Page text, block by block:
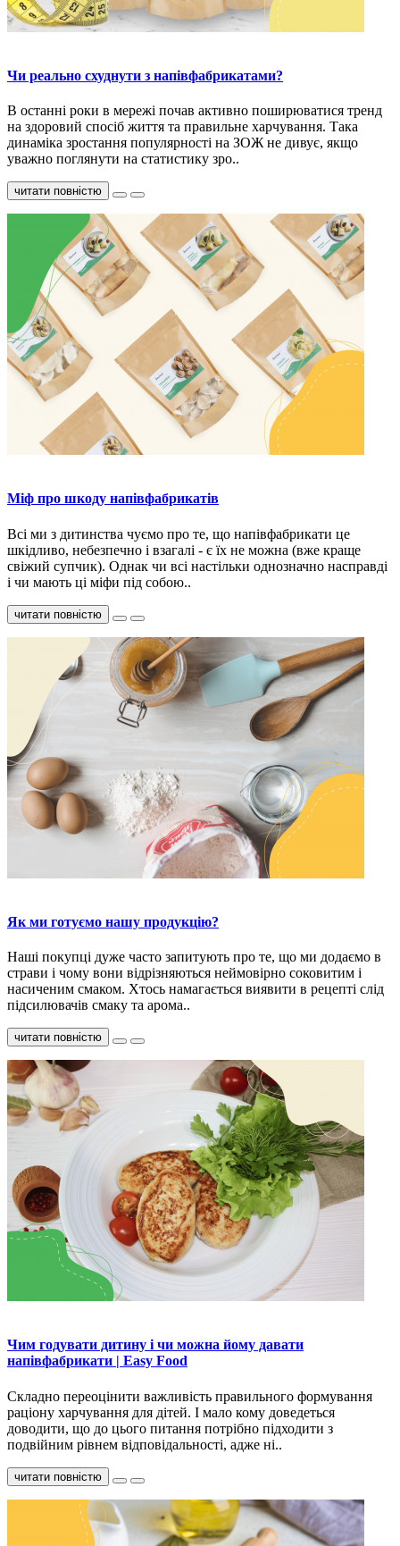
Чи реально схуднути з напівфабрикатами?
В останні роки в мережі почав активно поширюватися тренд
на здоровий спосіб життя та правильне харчування. Така
динаміка зростання популярності на ЗОЖ не дивує, якщо
уважно поглянути на статистику зро..
читати повністю
Міф про шкоду напівфабрикатів
Всі ми з дитинства чуємо про те, що напівфабрикати це
шкідливо, небезпечно і взагалі - є їх не можна (вже краще
свіжий супчик). Однак чи всі настільки однозначно насправді
і чи мають ці міфи під собою..
читати повністю
Як ми готуємо нашу продукцію?
Наші покупці дуже часто запитують про те, що ми додаємо в
страви і чому вони відрізняються неймовірно соковитим і
насиченим смаком. Хтось намагається виявити в рецепті слід
підсилювачів смаку та арома..
читати повністю
Чим годувати дитину і чи можна йому давати
напівфабрикати | Easy Food
Складно переоцінити важливість правильного формування
раціону харчування для дітей. І мало кому доведеться
доводити, що до цього питання потрібно підходити з
подвійним рівнем відповідальності, адже ні..
читати повністю